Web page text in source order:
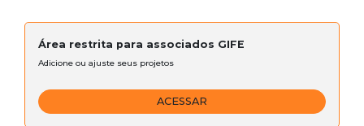
Área restrita para associados GIFE
Adicione ou ajuste seus projetos
ACESSAR